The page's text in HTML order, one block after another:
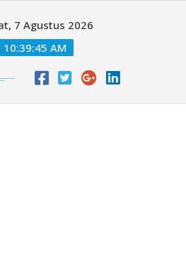
7 Agustus 2026
10:39:47 AM